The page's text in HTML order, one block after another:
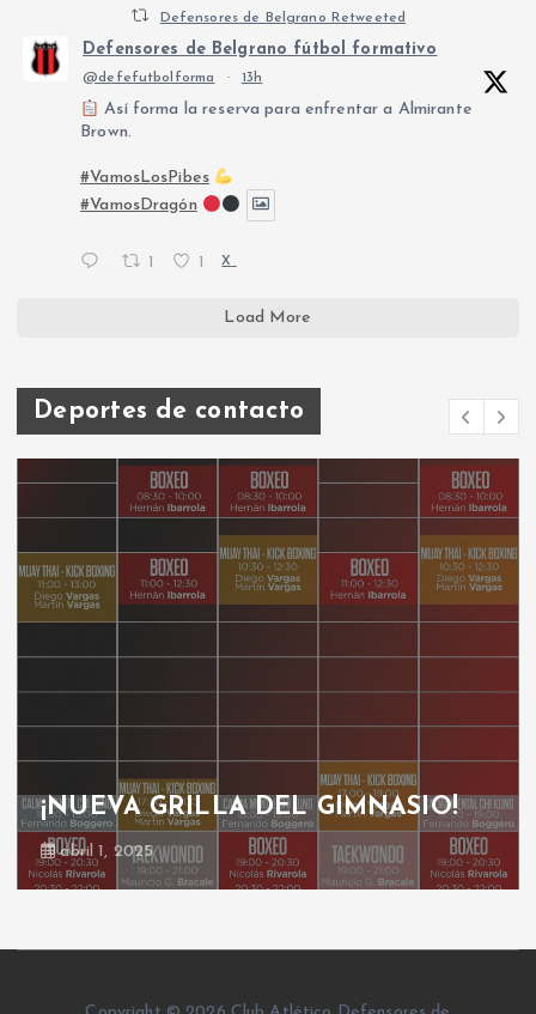
Defensores de Belgrano Retweeted
Defensores de Belgrano fútbol formativo
@defefutbolforma · 13h
Así forma la reserva para enfrentar a Almirante
Brown.
#VamosLosPibes
#VamosDragón
1 1 X
Load More
Deportes de contacto
¡NUEVA GRILLA DEL GIMNASIO!
abril 1, 2025